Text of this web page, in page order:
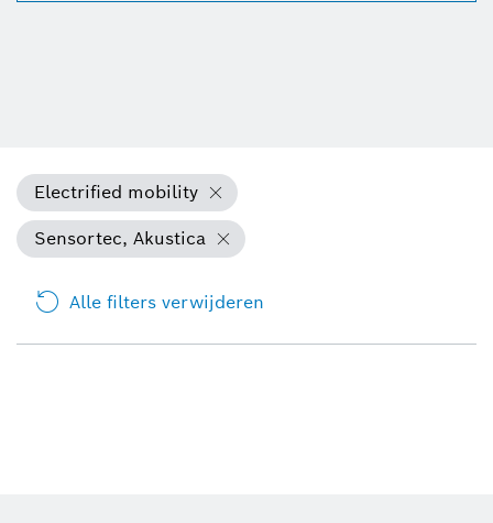
Electrified mobility
Sensortec, Akustica
Alle filters verwijderen